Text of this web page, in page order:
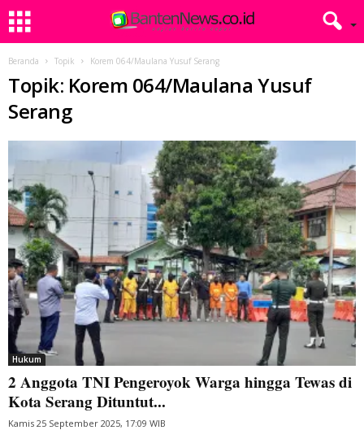
Beranda Topik Korem 064/Maulana Yusuf Serang
Topik: Korem 064/Maulana Yusuf
Serang
Hukum
2 Anggota TNI Pengeroyok Warga hingga Tewas di
Kota Serang Dituntut...
Kamis 25 September 2025, 17:09 WIB